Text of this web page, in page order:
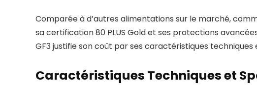
Comparée à d’autres alimentations sur le marché,
sa certification 80 PLUS Gold et ses protections
GF3 justifie son coût par ses caractéristiques techniques
Caractéristiques Techniques et